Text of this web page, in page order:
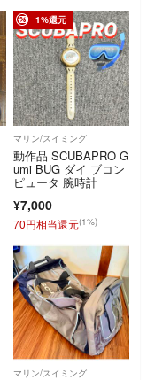
1%還元
マリン/スイミング
動作品 SCUBAPRO G
umi BUG ダイ ブコン
ピュータ 腕時計
¥7,000
70円相当還元(1%)
マリン/スイミング